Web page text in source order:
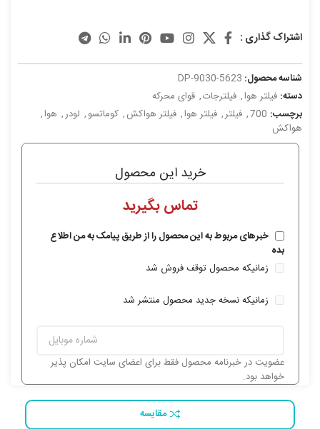
اشتراک گذاری :
شناسه محصول: DP-9030-5623
دسته: فیلتر هوا, فیلترجات, قوای محرکه
برچسب: 700
, فیلتر, فیلتر هوا, فیلتر هواکش, کوماتسو, لودر, هوا,
هواکش
خرید این محصول
خبرهای مربوط به این محصول را از طریق پیامک به من اطلاع
بده
زمانیکه محصول توقف فروش شد
زمانیکه نسخه جدید محصول منتشر شد
عضویت در خبرنامه محصول فقط برای اعضای سایت امکان پذیر
خواهد بود.
مقایسه